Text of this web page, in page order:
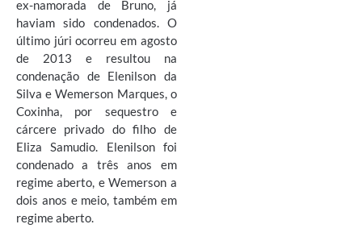
ex-namorada de Bruno, já
haviam sido condenados. O
último júri ocorreu em agosto
de 2013 e resultou na
condenação de Elenilson da
Silva e Wemerson Marques, o
Coxinha, por sequestro e
cárcere privado do filho de
Eliza Samudio. Elenilson foi
condenado a três anos em
regime aberto, e Wemerson a
dois anos e meio, também em
regime aberto.